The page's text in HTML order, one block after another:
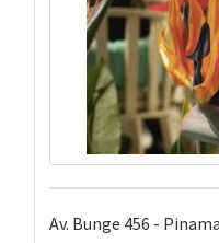
Av. Bunge 456 -